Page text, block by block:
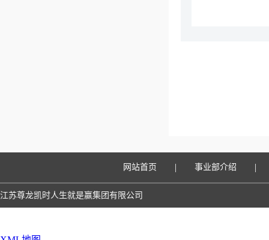
网站首页 | 事业部介绍 |
江苏尊龙凯时人生就是赢集团有限公司